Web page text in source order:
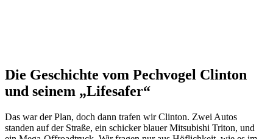
Die Geschichte vom Pechvogel Clinton
und seinem „Lifesafer“
Das war der Plan, doch dann trafen wir Clinton. Zwei Autos
standen auf der Straße, ein schicker blauer Mitsubishi Triton, und